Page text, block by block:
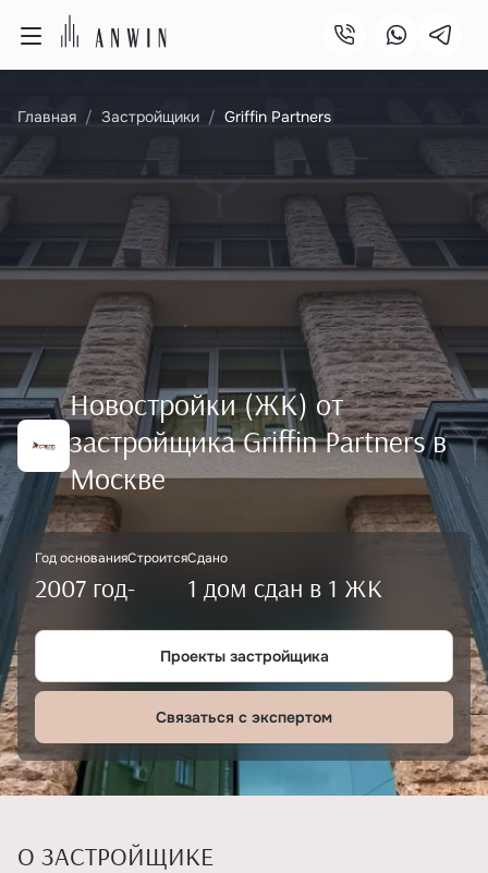
Главная Застройщики Griffin Partners
Новостройки (ЖК) от
застройщика Griffin Partners в
Москве
Год основания
2007 год
Строится
-
Сдано
1 дом сдан в 1 ЖК
Проекты застройщика
Связаться с экспертом
О ЗАСТРОЙЩИКЕ